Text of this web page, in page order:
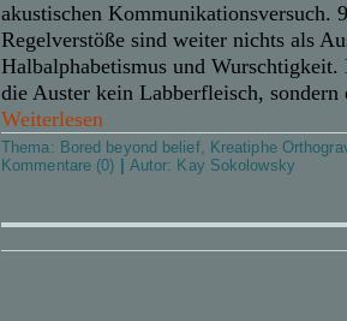
akustischen Kommunikationsversuch.
Regelverstöße sind weiter nichts als
Halbalphabetismus und
die Auster kein Labberfleisch, sondern
Weiterlesen
Thema: Bored beyond belief, Kreatiphe
Kommentare (0)
Autor: Kay Sokolowsky